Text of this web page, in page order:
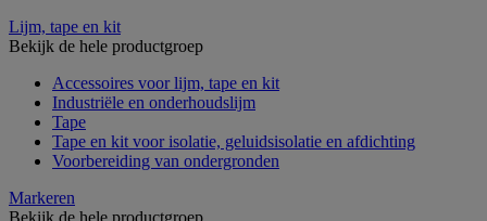
Lijm, tape en kit
Bekijk de hele productgroep
Accessoires voor lijm, tape en kit
Industriële en onderhoudslijm
Tape
Tape en kit voor isolatie, geluidsisolatie en afdichting
Voorbereiding van ondergronden
Markeren
Bekijk de hele productgroep